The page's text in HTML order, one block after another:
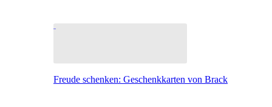
Freude schenken: Geschenkkarten von Brack